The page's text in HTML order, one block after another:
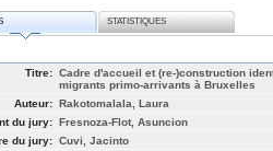
STATISTIQUES
Titre: Cadre d'accueil et (re-)construction
migrants primo-arrivants à Bruxelles
Auteur: Rakotomalala, Laura
du jury: Fresnoza-Flot, Asuncion
du jury: Cuvi, Jacinto